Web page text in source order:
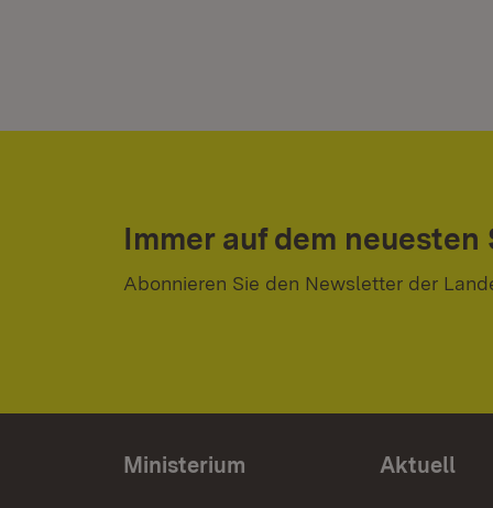
Immer auf dem neuesten
Abonnieren Sie den Newsletter der
Ministerium Aktuell